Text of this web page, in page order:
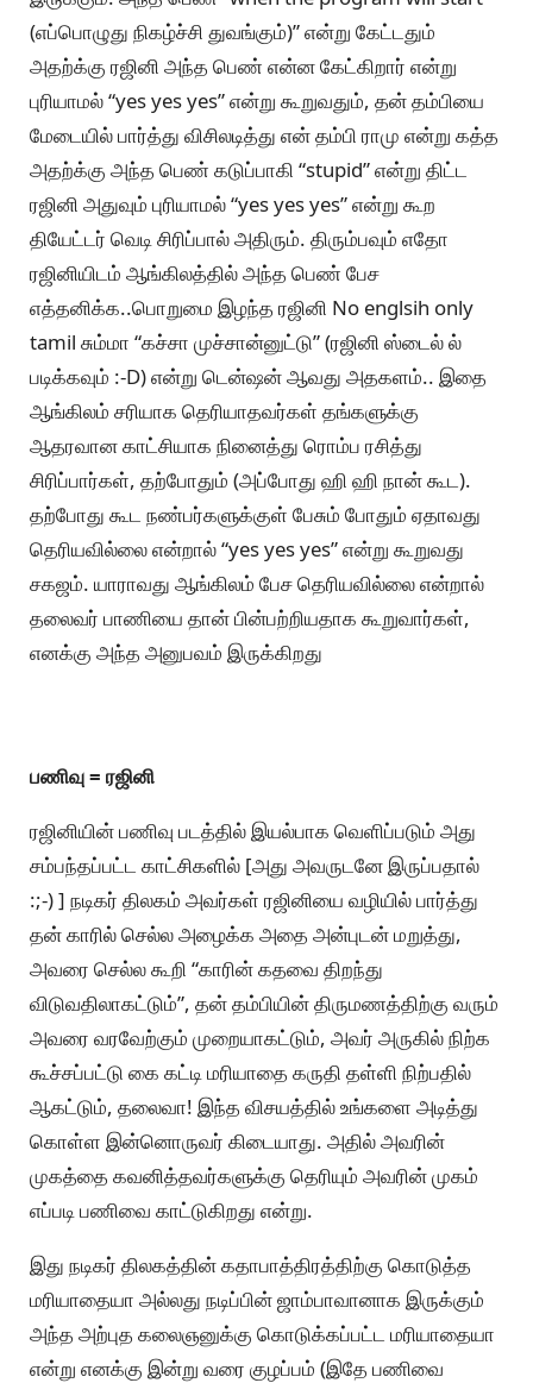
(எப்பொழுது நிகழ்ச்சி துவங்கும்)” என்று கேட்டதும்
அதற்க்கு ரஜினி அந்த பெண் என்ன கேட்கிறார் என்று
புரியாமல் “yes yes yes” என்று கூறுவதும், தன் தம்பியை
மேடையில் பார்த்து விசிலடித்து என் தம்பி ராமு என்று கத்த
அதற்க்கு அந்த பெண் கடுப்பாகி “stupid” என்று திட்ட
ரஜினி அதுவும் புரியாமல் “yes yes yes” என்று கூற
தியேட்டர் வெடி சிரிப்பால் அதிரும். திரும்பவும் எதோ
ரஜினியிடம் ஆங்கிலத்தில் அந்த பெண் பேச
எத்தனிக்க..பொறுமை இழந்த ரஜினி No englsih only
tamil சும்மா “கச்சா முச்சான்னுட்டு” (ரஜினி ஸ்டைல் ல்
படிக்கவும் :-D) என்று டென்ஷன் ஆவது அதகளம்.. இதை
ஆங்கிலம் சரியாக தெரியாதவர்கள் தங்களுக்கு
ஆதரவான காட்சியாக நினைத்து ரொம்ப ரசித்து
சிரிப்பார்கள், தற்போதும் (அப்போது ஹி ஹி நான் கூட).
தற்போது கூட நண்பர்களுக்குள் பேசும் போதும் ஏதாவது
தெரியவில்லை என்றால் “yes yes yes” என்று கூறுவது
சகஜம். யாராவது ஆங்கிலம் பேச தெரியவில்லை என்றால்
தலைவர் பாணியை தான் பின்பற்றியதாக கூறுவார்கள்,
எனக்கு அந்த அனுபவம் இருக்கிறது
பணிவு = ரஜினி
ரஜினியின் பணிவு படத்தில் இயல்பாக வெளிப்படும் அது
சம்பந்தப்பட்ட காட்சிகளில் [அது அவருடனே இருப்பதால்
:;-) ] நடிகர் திலகம் அவர்கள் ரஜினியை வழியில் பார்த்து
தன் காரில் செல்ல அழைக்க அதை அன்புடன் மறுத்து,
அவரை செல்ல கூறி “காரின் கதவை திறந்து
விடுவதிலாகட்டும்”, தன் தம்பியின் திருமணத்திற்கு வரும்
அவரை வரவேற்கும் முறையாகட்டும், அவர் அருகில் நிற்க
கூச்சப்பட்டு கை கட்டி மரியாதை கருதி தள்ளி நிற்பதில்
ஆகட்டும், தலைவா! இந்த விசயத்தில் உங்களை அடித்து
கொள்ள இன்னொருவர் கிடையாது. அதில் அவரின்
முகத்தை கவனித்தவர்களுக்கு தெரியும் அவரின் முகம்
எப்படி பணிவை காட்டுகிறது என்று.
இது நடிகர் திலகத்தின் கதாபாத்திரத்திற்கு கொடுத்த
மரியாதையா அல்லது நடிப்பின் ஜாம்பாவானாக இருக்கும்
அந்த அற்புத கலைஞனுக்கு கொடுக்கப்பட்ட மரியாதையா
என்று எனக்கு இன்று வரை குழப்பம் (இதே பணிவை